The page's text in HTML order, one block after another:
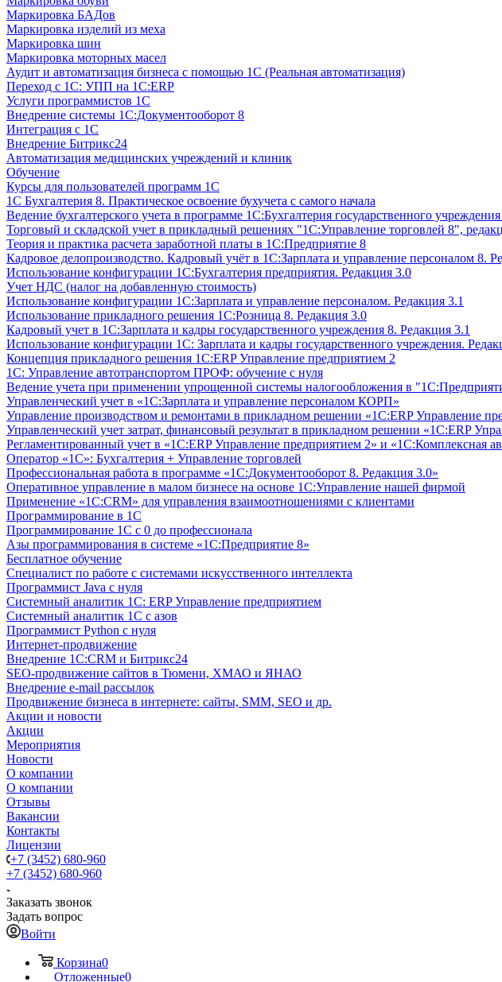
Маркировка БАДов
Маркировка изделий из меха
Маркировка шин
Маркировка моторных масел
Аудит и автоматизация бизнеса с помощью 1С (Реальная автоматизация)
Переход с 1С: УПП на 1С:ERP
Услуги программистов 1С
Внедрение системы 1С:Документооборот 8
Интеграция с 1С
Внедрение Битрикс24
Автоматизация медицинских учреждений и клиник
Обучение
Курсы для пользователей программ 1С
1С Бухгалтерия 8. Практическое освоение бухучета с самого начала
Ведение бухгалтерского учета в программе 1С:Бухгалтерия государственного
Торговый и складской учет в прикладный решениях "1С:Управление торговлей 8",
Теория и практика расчета заработной платы в 1С:Предприятие 8
Кадровое делопроизводство. Кадровый учёт в 1С:Зарплата и управление персоналом 8.
Использование конфигурации 1С:Бухгалтерия предприятия. Редакция 3.0
Учет НДС (налог на добавленную стоимость)
Использование конфигурации 1С:Зарплата и управление персоналом. Редакция 3.1
Использование прикладного решения 1С:Розница 8. Редакция 3.0
Кадровый учет в 1С:Зарплата и кадры государственного учреждения 8. Редакция 3.1
Использование конфигурации ‎1С: Зарплата и кадры государственного учреждения.
Концепция прикладного решения 1С:ERP Управление предприятием 2
1С: Управление автотранспортом ПРОФ: обучение с нуля
Ведение учета при применении упрощенной системы налогообложения в
Управленческий учет в «1C:Зарплата и управление персоналом КОРП»
Управление производством и ремонтами в прикладном решении «1С:ERP Управление
Управленческий учет затрат, финансовый результат в прикладном решении «1С:ERP
Регламентированный учет в «1С:ERP Управление предприятием 2» и «1С:Комплексная
Оператор «1С»: Бухгалтерия + Управление торговлей
Профессиональная работа в программе «1С:Документооборот 8. Редакция 3.0»
Оперативное управление в малом бизнесе на основе 1С:Управление нашей фирмой
Применение «1С:CRM» для управления взаимоотношениями с клиентами
Программирование в 1С
Программирование 1С с 0 до профессионала
Азы программирования в системе «1С:Предприятие 8»
Бесплатное обучение
Специалист по работе с системами искусственного интеллекта
Программист Java с нуля
Системный аналитик 1С: ERP Управление предприятием
Системный аналитик 1С с азов
Программист Python с нуля
Интернет-продвижение
Внедрение 1C:CRM и Битрикс24
SEO-продвижение сайтов в Тюмени, ХМАО и ЯНАО
Внедрение e-mail рассылок
Продвижение бизнеса в интернете: сайты, SMM, SEO и др.
Акции и новости
Акции
Мероприятия
Новости
О компании
О компании
Отзывы
Вакансии
Контакты
Лицензии
+7 (3452) 680-960
+7 (3452) 680-960
Заказать звонок
Задать вопрос
Войти
Корзина0
Отложенные0